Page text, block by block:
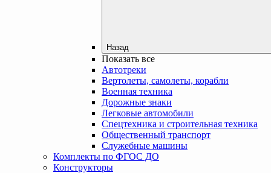
Назад
Показать все
Автотреки
Вертолеты, самолеты, корабли
Военная техника
Дорожные знаки
Легковые автомобили
Спецтехника и строительная техника
Общественный транспорт
Служебные машины
Комплекты по ФГОС ДО
Конструкторы